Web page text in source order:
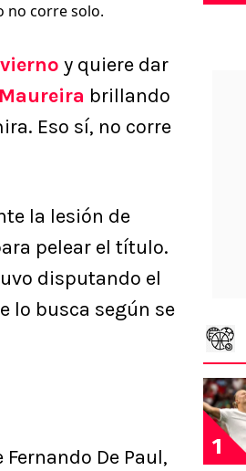
no corre solo.
y quiere dar
brillando
Eso sí, no corre
la lesión de
pelear el título.
disputando el
lo busca según se
De Paul,
1